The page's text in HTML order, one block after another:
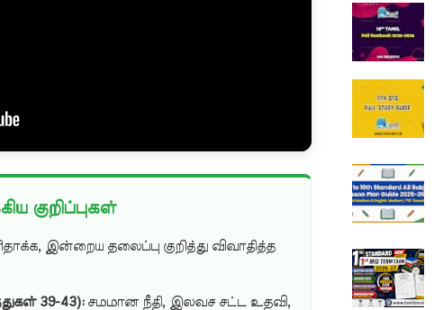
குறிப்புகள்
இன்றைய தலைப்பு குறித்து விவாதித்த
39-43):சமமான நீதி, இலவச சட்ட உதவி,